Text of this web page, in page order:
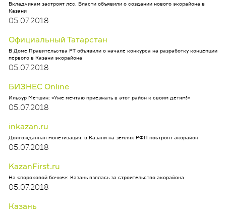
Вкладчикам застроят лес. Власти объявили о создании нового экорайона в
Казани
05.07.2018
Официальный Татарстан
В Доме Правительства РТ объявили о начале конкурса на разработку концепции
первого в Казани экорайона
05.07.2018
БИЗНЕС Online
Ильсур Метшин: «Уже мечтаю приезжать в этот район к своим детям!»
05.07.2018
inkazan.ru
Долгожданная монетизация: в Казани на землях РФП построят экорайон
05.07.2018
KazanFirst.ru
На «пороховой бочке»: Казань взялась за строительство экорайона
05.07.2018
Казань